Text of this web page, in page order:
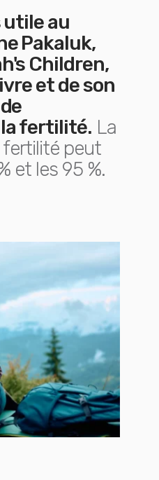
utile au
Pakaluk,
Children,
et de son
fertilité. La
fertilité peut
et les 95 %.